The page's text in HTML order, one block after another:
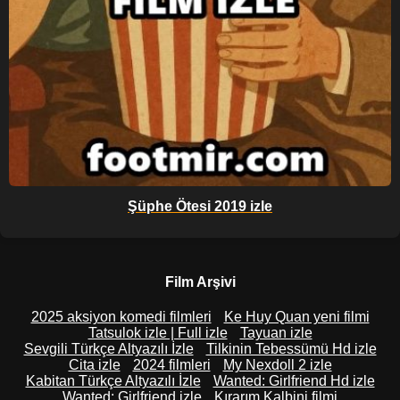
Şüphe Ötesi 2019 izle
Film Arşivi
2025 aksiyon komedi filmleri
Ke Huy Quan yeni filmi
Tatsulok izle | Full izle
Tayuan izle
Sevgili Türkçe Altyazılı İzle
Tilkinin Tebessümü Hd izle
Cita izle
2024 filmleri
My Nexdoll 2 izle
Kabitan Türkçe Altyazılı İzle
Wanted: Girlfriend Hd izle